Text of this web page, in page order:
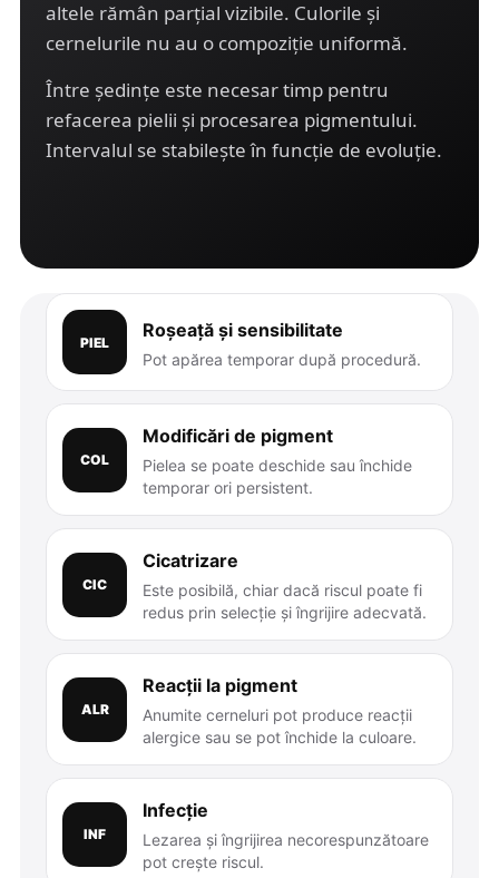
altele rămân parțial vizibile. Culorile și
cernelurile nu au o compoziție uniformă.
Între ședințe este necesar timp pentru
refacerea pielii și procesarea pigmentului.
Intervalul se stabilește în funcție de evoluție.
PIEL
Roșeață și sensibilitate
Pot apărea temporar după procedură.
COL
Modificări de pigment
Pielea se poate deschide sau închide
temporar ori persistent.
CIC
Cicatrizare
Este posibilă, chiar dacă riscul poate fi
redus prin selecție și îngrijire adecvată.
ALR
Reacții la pigment
Anumite cerneluri pot produce reacții
alergice sau se pot închide la culoare.
INF
Infecție
Lezarea și îngrijirea necorespunzătoare
pot crește riscul.